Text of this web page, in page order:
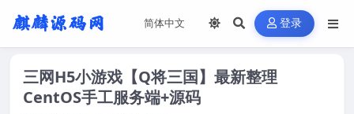
登录
三网H5小游戏【Q将三国】最新整理
CentOS手工服务端+源码